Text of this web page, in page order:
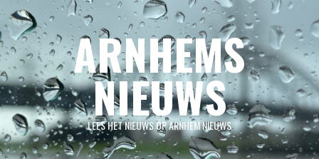
Spring
naar
inhoud
ARNHEMS
NIEUWS
LEES HET NIEUWS OP ARNHEM NIEUWS